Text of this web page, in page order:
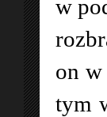
w
on w
tym